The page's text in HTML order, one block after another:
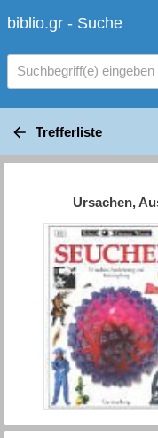
biblio.gr - Suche
Suchbegriff(e) eingeben
Trefferliste
Ursachen,